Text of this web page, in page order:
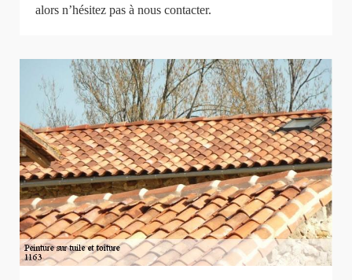
alors n’hésitez pas à nous contacter.